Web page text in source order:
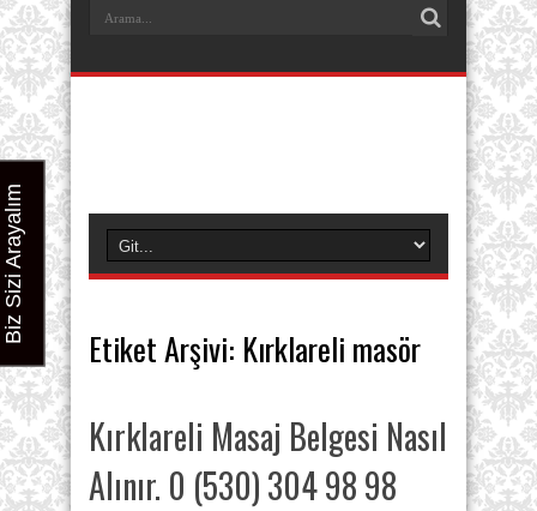
Etiket Arşivi: Kırklareli masör
Kırklareli Masaj Belgesi Nasıl
Alınır. 0 (530) 304 98 98
Biz Sizi Arayalım